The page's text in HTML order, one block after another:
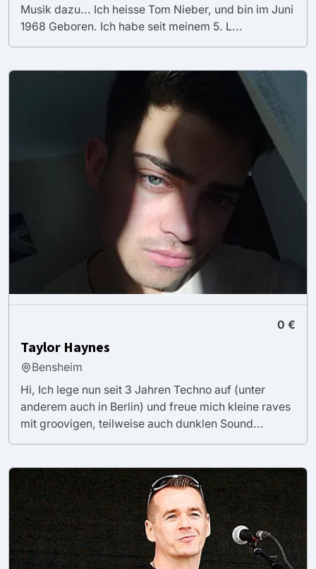
Musik dazu... Ich heisse Tom Nieber, und bin im Juni
1968 Geboren. Ich habe seit meinem 5. L...
0 €
Taylor Haynes
Bensheim
Hi, Ich lege nun seit 3 Jahren Techno auf (unter
anderem auch in Berlin) und freue mich kleine raves
mit groovigen, teilweise auch dunklen Sound...